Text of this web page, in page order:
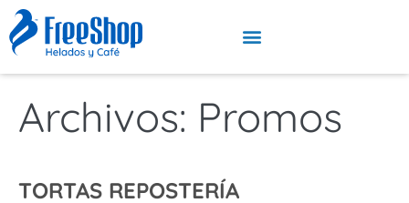
Archivos: Promos
TORTAS REPOSTERÍA